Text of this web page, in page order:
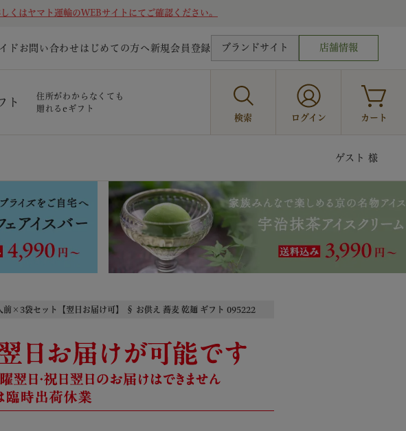
くはヤマト運輸のWEBサイトにてご確認ください。
ド お問い合わせ はじめての方へ 新規会員登録 ブランドサイト 店舗情報
ト
住所がわからなくても
贈れるeギフト
検索 ログイン カート
ゲスト 様
前×3袋セット【翌日お届け可】 § お供え 蕎麦 乾麺 ギフト 095222